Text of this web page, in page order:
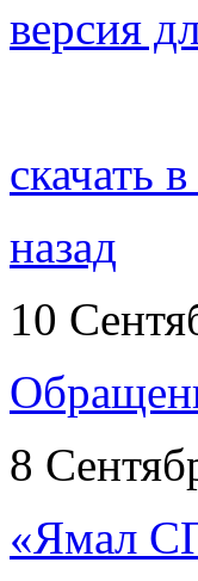
версия
скачать
назад
10
8
«Ямал